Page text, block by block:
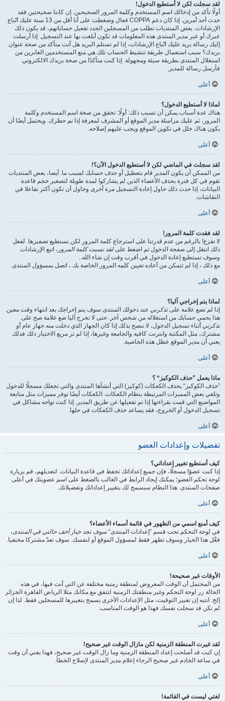
لقد سجلت لكن لا أستطيع الدخول!
أولًا تأكد من إدخالك اسم المستخدم وكلمة المرور الصحيحين. إن كانتا صحيحتين فقد
حدث أحد أمرين. إذا كان دعم COPPA فعال وضغطت على أنا أقل من 13 سنة عليك اتّباع
الإرشادات. بعض المنتديات تطلب من المسجلين الجدد تفعيل حساباتهم، قد يكون ذلك
عبرك أو عبر مدير المنتدى هذه المعلومات قد تكون أبلغت بها عند التسجيل. إذا أرسلت
إليك رسالة بريد عليك اتّباع الإرشادات، إذا لم تستلم البريد هل أنت متأكد من صحة عنوان
بريدك؟ سبب استعمال طريقة تنشيط الحساب تلك هي منع المستخدمين العابرين من
استغلال المنتدى بطريقة سيئة ومجهولة. إذا كنت متأكدًا من صحة بريدك الالكتروني
فأرسل رسالة للمدير.
أعلى
لماذا لا أستطيع الدخول؟
هناك عدة أسباب يمكن أن تسبب ذلك: أولًا: تحقق من صحة اسم المستخدم وكلمة
المرور، ثم عليك مراسلة مدير الموقع أو المشرف لمعرفة إذا تم حظرك. ويحتمل أيضًا أن
يكون هناك خلل في تكوين الموقع ويجب عليهم إصلاحه.
أعلى
لقد سجلت في الماضي لكن لا أستطيع الدخول الآن؟!
من الممكن أن يكون المدير قام بتعطيل أو حذف حسابك لسبب ما. أيضا، بعض المنتديات
تقوم في كل فترة بحذف الأعضاء الذين لم يشاركوا لمدة طويلة لتصغير حجم قاعدة
البيانات، إذا حدث ذلك حاول إعادة التسجيل مرة أخرى وحاول أن تكون أكثر تفاعلا في
النقاشات.
أعلى
لقد فقدت كلمة المرور!
لا تفزع! بالرغم من عدم قدرتنا على استرجاع كلمة المرور لكن نستطيع تصفيرها. لفعل
ذلك انتقل إلى صفحة الدخول ثم اضغط علىلقد نسيت كلمة المرور ، اتبع الإرشادات
وسوف تستطيع إعادة الدخول في أقرب وقت إن شاء الله..
مع ذلك ، إذا لم تتمكن من أعاده تعيين كلمه المرور الخاصة بك ، اتصل بمسؤول المنتدى.
أعلى
لماذا يتم إخراجي آليا؟
إذا لم تضع علامة علىتذكرني عند دخولك المنتدى سوف يتم إخراجك بعد انتهاء وقت معين.
هذا يحمي حسابك من استغلاله من شخص آخر. حتى لا تخرج آليا ضع علامة صح على
تذكرني أثناء تسجيل الدخول، لا ننصح بذلك إذا كان الجهاز الذي دخلت منه جهاز عام أو
مشترك، مثل المكتبة وانترنت كافيه والجامعة وغيرها، إذا لم تر مربع الاختيار ذلك فذلك
يعني أن مدير الموقع عطل هذه الخاصية.
أعلى
ماذا يعمل ”حذف الكوكيز“ ؟
”حذف الكوكيز“ يحذف الكعكات (كوكيز) التي أنشأها المنتدى والتي تجعلك مسجلًا للدخول
وتلغي بعض المميزات المرتبطة بنظام الكعكات. الكعكات أيضًا توفر مميزات مثل متابعة
المواضيع التي قمت بقراءتها إذا تم تفعيلها عن طريق المدير. إذا كنت تواجه مشاكل في
تسجيل الدخول أو الخروج، فقد يساعد حذف الكعكات في حلها.
أعلى
تفضيلات وإعدادات العضو
كيف أستطيع تغيير إعداداتي؟
إذا كنت عضوًا مسجلًا، فإن جميع إعداداتك تحفظ في قاعدة البيانات. لتعديلهم، قم بزيارة
لوحة تحكم العضو؛ يمكنك إيجاد الرابط في الغالب بالضغط على اسم عضويتك في أعلى
صفحات المنتدى. هذا النظام سيسمح لك بتغيير إعداداتك وتفضيلاتك.
أعلى
كيف أمنع اسمي من الظهور في قائمة أسماء الأعضاء؟
في لوحة التحكم تحت قسم ”إعدادات المنتدى“ سوف تجد خيارأخف حالتي في المنتدى،
فعَّل هذا الخيار وسوف تظهر فقط لمسؤول الموقع أو لنفسك. سوف تعدّ مشتركا مختفيا.
أعلى
الأوقات غير صحيحة!
من المحتمل أن الوقت المعروض لمنطقة زمنية مختلفة عن التي أنت فيها، في هذه
الحالة زر لوحة التحكم وغير منطقتك الزمنية لتتفق مع مكانك مثلا الرياض القاهرة الجزائر
إلخ. انتبه إن تغيير التوقيت، مثل الإعدادات الأخرى يسمح بتغييرها للمسجلين فقط. لذا إن
لم تكن قد سجلت نفسك فهذا هو الوقت المناسب.
أعلى
لقد غيرت المنطقة الزمنية لكن مازال الوقت غير صحيح!
إن كنت قد أصلحت إعداد المنطقة الزمنية وما زال الوقت غير صحيح، فهذا يعني أن وقت
في ساعة الخادم غير صحيح الرجاء إعلام مدير المنتدى لإصلاح الخطأ.
أعلى
لغتي ليست في القائمة!